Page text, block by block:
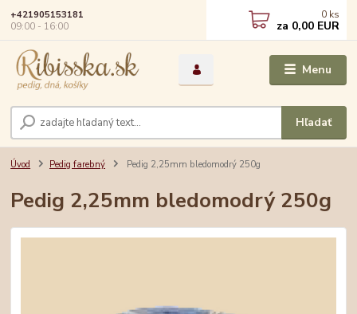
Menu
Hľadať
+421905153181
09:00 - 16:00
0 ks
za 0,00 EUR
Úvod Pedig farebný Pedig 2,25mm bledomodrý 250g
Pedig 2,25mm bledomodrý 250g